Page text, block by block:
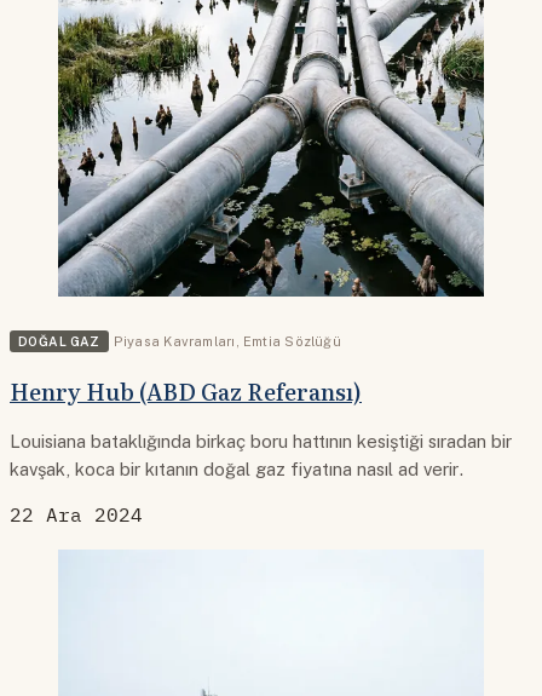
DOĞAL GAZ Piyasa Kavramları Emtia Sözlüğü
Henry Hub (ABD Gaz Referansı)
Louisiana bataklığında birkaç boru hattının kesiştiği sıradan bir
kavşak, koca bir kıtanın doğal gaz fiyatına nasıl ad verir.
22 Ara 2024